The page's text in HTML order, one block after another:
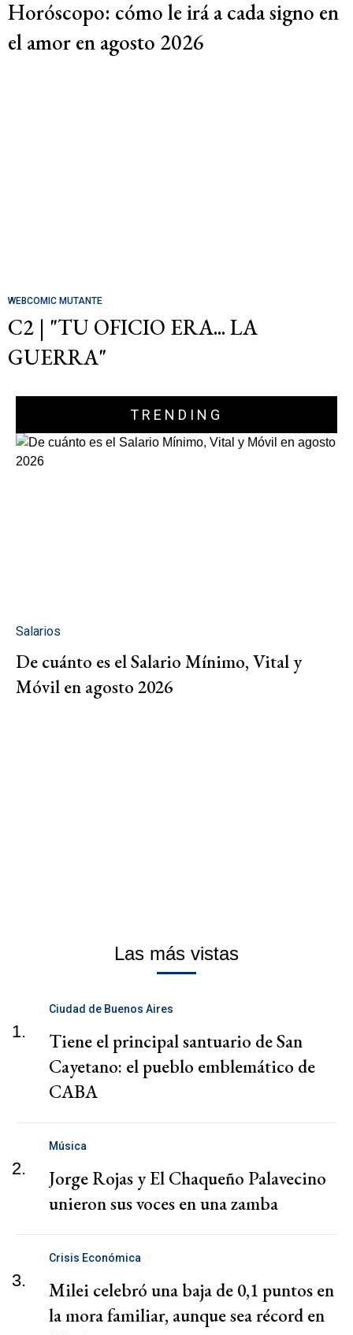
Horóscopo: cómo le irá a cada signo en
el amor en agosto 2026
WEBCOMIC MUTANTE
C2 | "TU OFICIO ERA... LA
GUERRA"
TRENDING
Salarios
De cuánto es el Salario Mínimo, Vital y
Móvil en agosto 2026
Las más vistas
1.
Ciudad de Buenos Aires
Tiene el principal santuario de San
Cayetano: el pueblo emblemático de
CABA
2.
Música
Jorge Rojas y El Chaqueño Palavecino
unieron sus voces en una zamba
3.
Crisis Económica
Milei celebró una baja de 0,1 puntos en
la mora familiar, aunque sea récord en